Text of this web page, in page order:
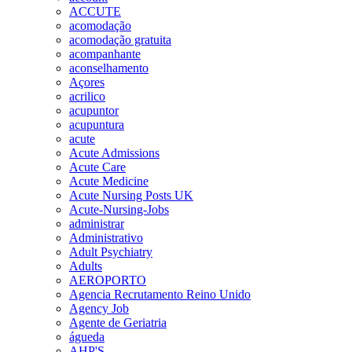
ACCUTE
acomodação
acomodação gratuita
acompanhante
aconselhamento
Açores
acrilico
acupuntor
acupuntura
acute
Acute Admissions
Acute Care
Acute Medicine
Acute Nursing Posts UK
Acute-Nursing-Jobs
administrar
Administrativo
Adult Psychiatry
Adults
AEROPORTO
Agencia Recrutamento Reino Unido
Agency Job
Agente de Geriatria
águeda